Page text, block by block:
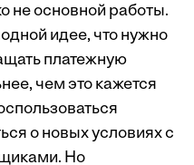
не основной работы.
идее, что нужно
платежную
чем это кажется
о новых условиях с
Но